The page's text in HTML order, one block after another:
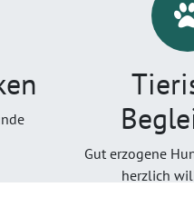
Gut erzogene
herzlich